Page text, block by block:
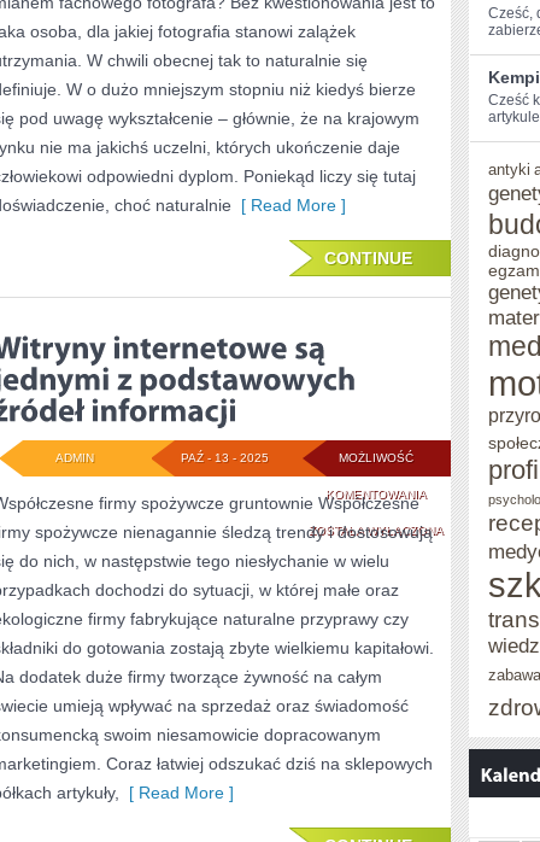
OKREŚLIĆ
MIANEM
KOMPETENTNEGO
osoba, dla jakiej fotografia stanowi zalążek
W chwili obecnej tak to naturalnie się
W o dużo mniejszym stopniu niż kiedyś bierze
pod uwagę wykształcenie – głównie, że na krajowym
nie ma jakichś uczelni, których ukończenie daje
odpowiedni dyplom. Poniekąd liczy się tutaj
choć naturalnie [ Read More ]
CONTINUE
MOŻLIWOŚĆ
KOMENTOWANIAWITRYNY
INTERNETOWE
JEDNYMI
PODSTAWOWYCH
ŹRÓDEŁ
INFORMACJI
ZOSTAŁA WYŁĄCZONA
PAŹ - 13 - 2025
ADMIN
firmy spożywcze gruntownie Współczesne
spożywcze nienagannie śledzą trendy i dostosowują
do nich, w następstwie tego niesłychanie w wielu
dochodzi do sytuacji, w której małe oraz
firmy fabrykujące naturalne przyprawy czy
do gotowania zostają zbyte wielkiemu kapitałowi.
dodatek duże firmy tworzące żywność na całym
umieją wpływać na sprzedaż oraz świadomość
swoim niesamowicie dopracowanym
Coraz łatwiej odszukać dziś na sklepowych
artykuły,
[ Read More ]
Cześć,
Cześć
antyki
zabawa